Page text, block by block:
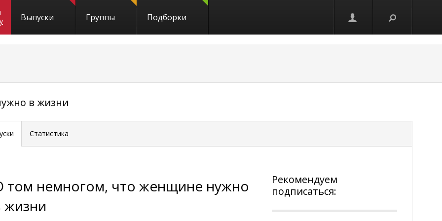
Выпуски Группы Подборки
в жизни
Статистика
том немногом, что женщине нужно
жизни
Рекомендуем
подписаться: